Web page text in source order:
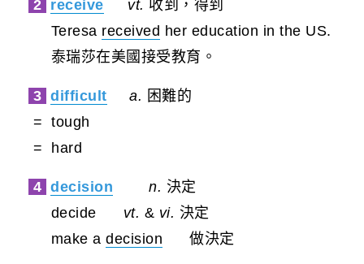
2 receive vt. 收到，得到
Teresa received her education in the US.
泰瑞莎在美國接受教育。
3 difficult a. 困難的
= tough
= hard
4 decision n. 決定
decide
vt. & vi. 決定
make a decision 做決定